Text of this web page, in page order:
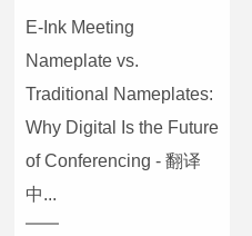
E-Ink Meeting
Nameplate vs.
Traditional Nameplates:
Why Digital Is the Future
of Conferencing - 翻译
中...